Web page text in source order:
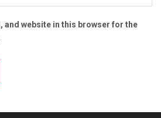
and website in this browser for the